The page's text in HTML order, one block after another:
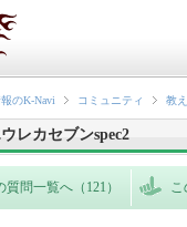
のK-Navi コミュニティ 教
レカセブンspec2
質問一覧へ（121） こ